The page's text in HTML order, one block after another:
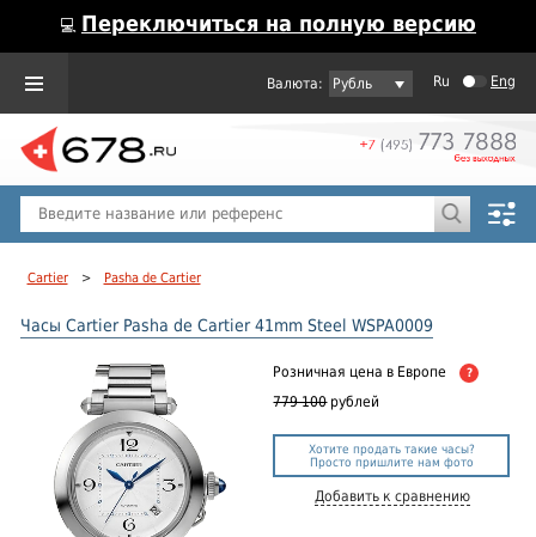
💻 Переключиться на полную версию
Рубль Ru Eng
Cartier > Pasha de Cartier
Часы Cartier Pasha de Cartier 41mm Steel WSPA0009
Розничная цена в Европе ?
779 100 рублей
Хотите продать такие часы?
Просто пришлите нам фото
Добавить к сравнению